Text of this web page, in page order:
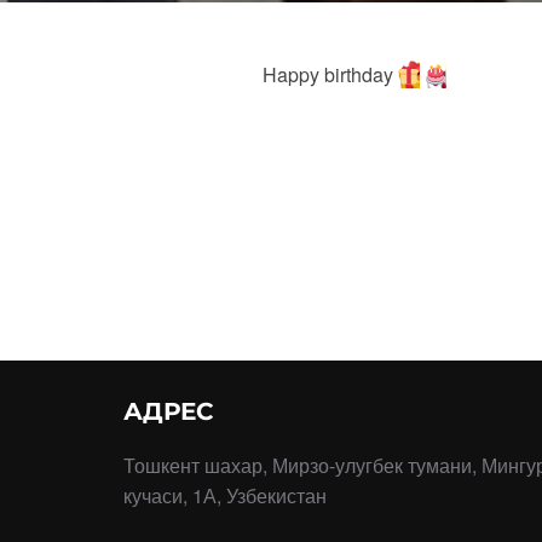
Happy birthday
АДРЕС
Тошкент шахар, Мирзо-улугбек тумани,
кучаси, 1А, Узбекистан